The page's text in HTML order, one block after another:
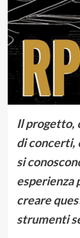
Il progetto,
di concerti,
si
esperienza
creare
strumenti